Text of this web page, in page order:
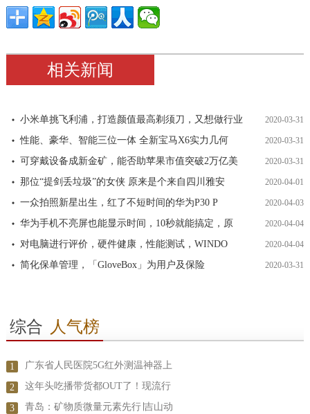
相关新闻
小米单挑飞利浦，打造颜值最高剃须刀，又想做行业 2020-03-31
性能、豪华、智能三位一体 全新宝马X6实力几何 2020-03-31
可穿戴设备成新金矿，能否助苹果市值突破2万亿美 2020-03-31
那位“提剑丢垃圾”的女侠 原来是个来自四川雅安 2020-04-01
一众拍照新星出生，红了不短时间的华为P30 P 2020-04-03
华为手机不亮屏也能显示时间，10秒就能搞定，原 2020-04-04
对电脑进行评价，硬件健康，性能测试，WINDO 2020-04-04
简化保单管理，「GloveBox」为用户及保险 2020-03-31
综合 人气榜
1 广东省人民医院5G红外测温神器上
2 这年头吃播带货都OUT了！现流行
3 青岛：矿物质微量元素先行∣吉山动